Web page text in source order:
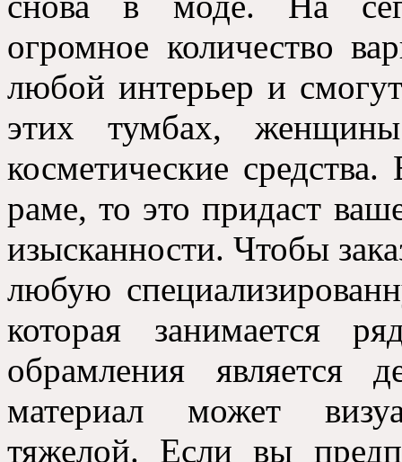
огромное количество
любой интерьер и
этих тумбах,
косметические
раме, то это придаст
изысканности. Чтобы
любую
которая занимается
обрамления является
материал может
тяжелой. Если вы